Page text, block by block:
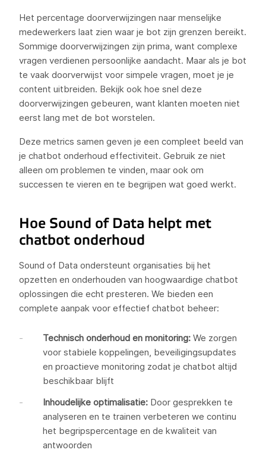
Het percentage doorverwijzingen naar menselijke
medewerkers laat zien waar je bot zijn grenzen bereikt.
Sommige doorverwijzingen zijn prima, want complexe
vragen verdienen persoonlijke aandacht. Maar als je bot
te vaak doorverwijst voor simpele vragen, moet je je
content uitbreiden. Bekijk ook hoe snel deze
doorverwijzingen gebeuren, want klanten moeten niet
eerst lang met de bot worstelen.
Deze metrics samen geven je een compleet beeld van
je chatbot onderhoud effectiviteit. Gebruik ze niet
alleen om problemen te vinden, maar ook om
successen te vieren en te begrijpen wat goed werkt.
Hoe Sound of Data helpt met
chatbot onderhoud
Sound of Data ondersteunt organisaties bij het
opzetten en onderhouden van hoogwaardige chatbot
oplossingen die echt presteren. We bieden een
complete aanpak voor effectief chatbot beheer:
Technisch onderhoud en monitoring: We zorgen
voor stabiele koppelingen, beveiligingsupdates
en proactieve monitoring zodat je chatbot altijd
beschikbaar blijft
Inhoudelijke optimalisatie: Door gesprekken te
analyseren en te trainen verbeteren we continu
het begripspercentage en de kwaliteit van
antwoorden